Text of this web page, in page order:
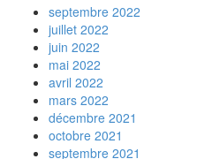
septembre 2022
juillet 2022
juin 2022
mai 2022
avril 2022
mars 2022
décembre 2021
octobre 2021
septembre 2021